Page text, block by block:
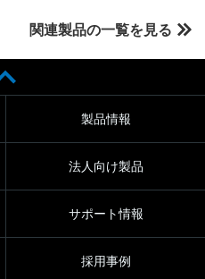
関連製品の一覧を見る
製品情報
法人向け製品
サポート情報
採用事例